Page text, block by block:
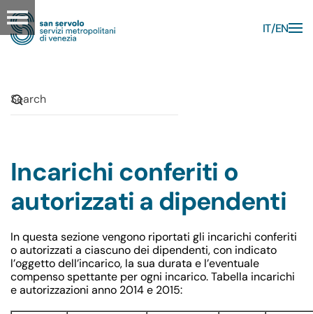
Skip to main content
IT EN
Incarichi conferiti o
autorizzati a dipendenti
In questa sezione vengono riportati gli incarichi conferiti
o autorizzati a ciascuno dei dipendenti, con indicato
l’oggetto dell’incarico, la sua durata e l’eventuale
compenso spettante per ogni incarico. Tabella incarichi
e autorizzazioni anno 2014 e 2015: